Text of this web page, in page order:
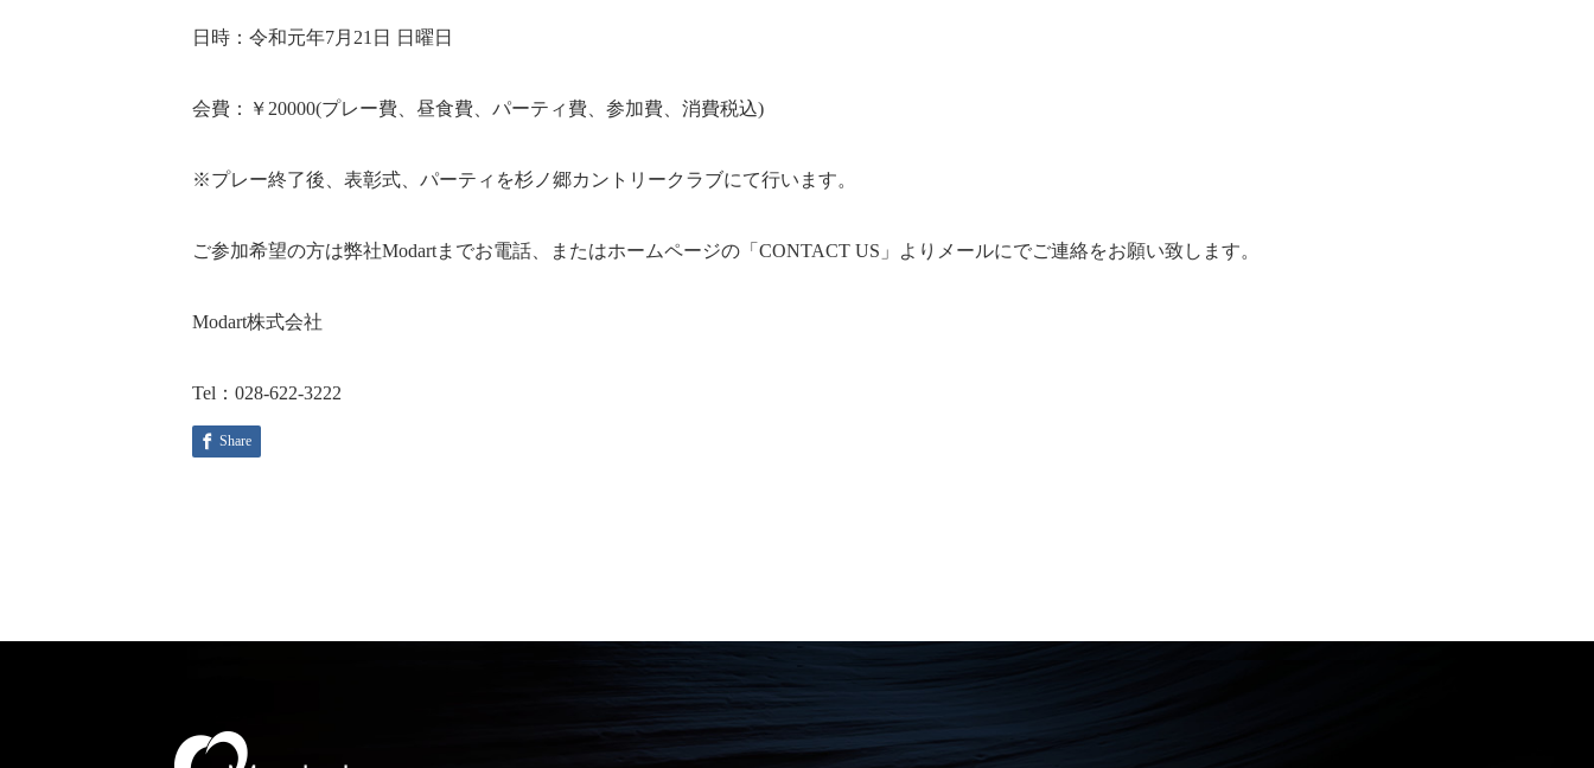
日時：令和元年7月21日 日曜日
会費：￥20000(プレー費、昼食費、パーティ費、参加費、消費税込)
※プレー終了後、表彰式、パーティを杉ノ郷カントリークラブにて行います。
ご参加希望の方は弊社Modartまでお電話、またはホームページの「CONTACT US」よりメールにでご連絡をお願い致します。
Modart株式会社
Tel：028-622-3222
Share